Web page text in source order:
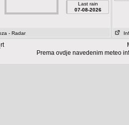
Last rain
07-08-2026
- Radar
Prema ovdje navedenim meteo